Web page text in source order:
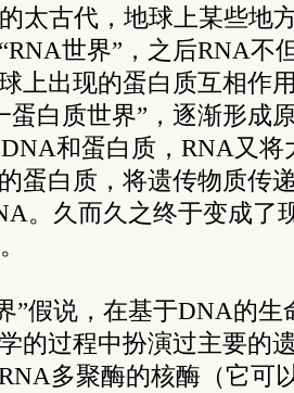
太古代，地球上某些地
世界”，之后RNA不
上出现的蛋白质互相作
白质世界”，逐渐形成
和蛋白质，RNA又将
蛋白质，将遗传物质传
。久而久之终于变成了
”假说，在基于DNA的
的过程中扮演过主要的
多聚酶的核酶（它可